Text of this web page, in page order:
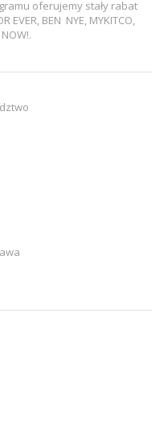
oferujemy stały rabat
EVER, BEN NYE, MYKITCO,